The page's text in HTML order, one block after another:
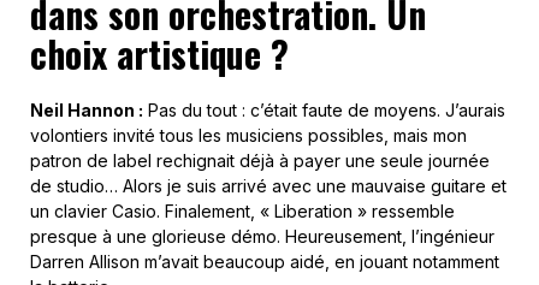
dans son orchestration. Un
choix artistique ?
Neil Hannon : Pas du tout : c’était faute de moyens. J’aurais
volontiers invité tous les musiciens possibles, mais mon
patron de label rechignait déjà à payer une seule journée
de studio… Alors je suis arrivé avec une mauvaise guitare et
un clavier Casio. Finalement, « Liberation » ressemble
presque à une glorieuse démo. Heureusement, l’ingénieur
Darren Allison m’avait beaucoup aidé, en jouant notamment